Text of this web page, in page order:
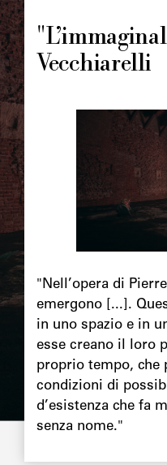
Vecchiarelli
Image
principale
"Nell’opera di
emergono [...].
in uno spazio e in
esse creano il loro
proprio tempo, che
condizioni di
d’esistenza che fa
senza nome."